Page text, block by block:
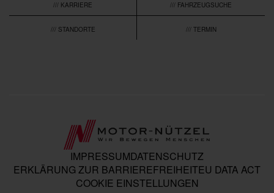
/// KARRIERE /// FAHRZEUGSUCHE
/// STANDORTE /// TERMIN
IMPRESSUMDATENSCHUTZ
ERKLÄRUNG ZUR BARRIEREFREIHEITEU DATA ACT
COOKIE EINSTELLUNGEN